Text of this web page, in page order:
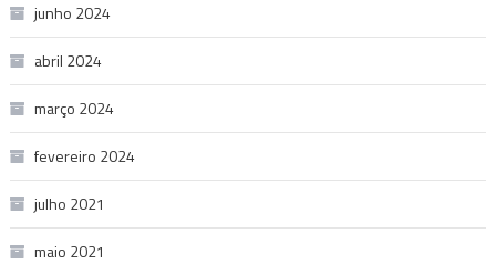
junho 2024
abril 2024
março 2024
fevereiro 2024
julho 2021
maio 2021